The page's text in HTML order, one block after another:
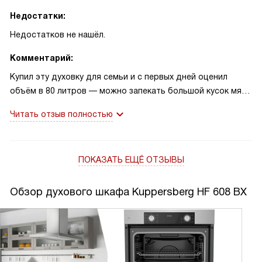
Недостатки:
Недостатков не нашёл.
Комментарий:
Купил эту духовку для семьи и с первых дней оценил
объём в 80 литров — можно запекать большой кусок мяса
Управление простое: сенсорный программатор и
часто использую сочетание традиционного нагрева с
середину.
Одна история: на первое воскресенье я решил
приготовить курицу для гостей. С помощью макси-гриля
зазолотилась кожа, а внутри всё пропеклось равномерно
без пересушивания. Гости отметили вкус, и уборка после
Читать отзыв полностью
ПОКАЗАТЬ ЕЩЁ ОТЗЫВЫ
Обзор духового шкафа Kuppersberg HF 608 BX